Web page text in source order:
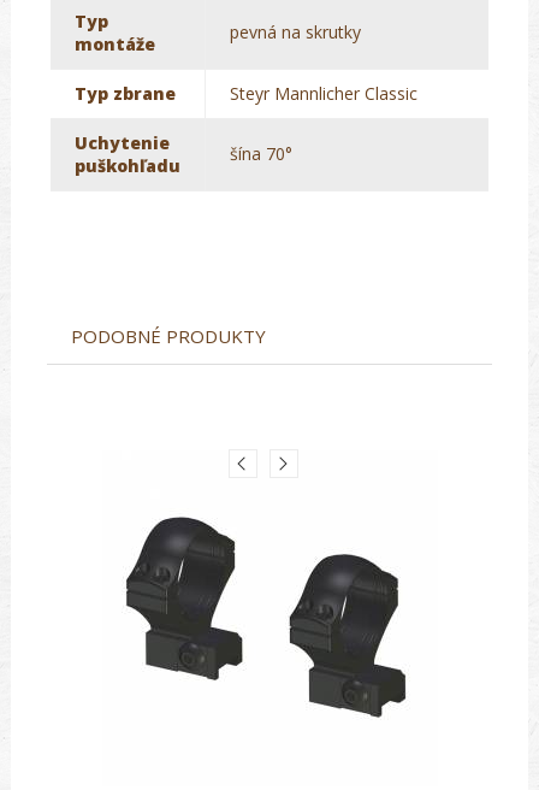
Typ
montáže
pevná na skrutky
Typ zbrane Steyr Mannlicher Classic
Uchytenie
puškohľadu
šína 70°
PODOBNÉ PRODUKTY